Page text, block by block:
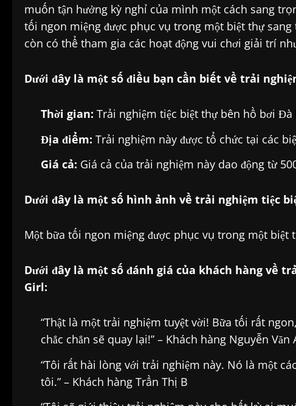
muốn tận hưởng kỳ nghỉ của mình một cách sang
tối ngon miệng được phục vụ trong một biệt thự
còn có thể tham gia các hoạt động vui chơi giải trí
Dưới đây là một số điều bạn cần biết về trải
Thời gian: Trải nghiệm tiệc biệt thự bên hồ bơi
Địa điểm: Trải nghiệm này được tổ chức tại các
Giá cả: Giá cả của trải nghiệm này dao động từ
Dưới đây là một số hình ảnh về trải nghiệm tiệc
Một bữa tối ngon miệng được phục vụ trong một biệt
Dưới đây là một số đánh giá của khách hàng về
Girl:
“Thật là một trải nghiệm tuyệt vời! Bữa tối rất
chắc chắn sẽ quay lại!” – Khách hàng Nguyễn Văn
“Tôi rất hài lòng với trải nghiệm này. Nó là một
tôi.” – Khách hàng Trần Thị B